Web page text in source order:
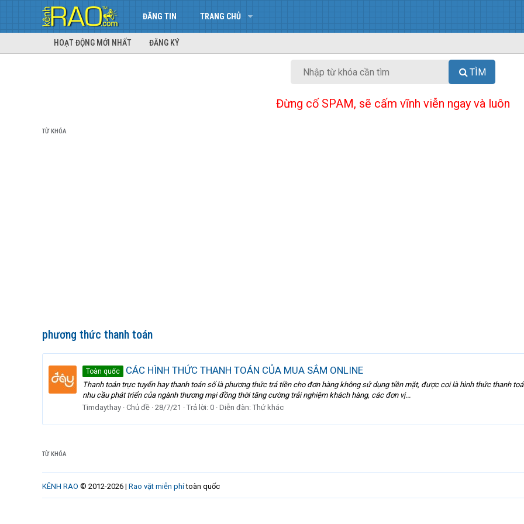
ĐĂNG TIN TRANG CHỦ
HOẠT ĐỘNG MỚI NHẤT ĐĂNG KÝ
TÌM
Đừng cố SPAM, sẽ cấm vĩnh viễn ngay và luôn
TỪ KHÓA
phương thức thanh toán
Toàn quốc CÁC HÌNH THỨC THANH TOÁN CỦA MUA SẮM ONLINE
Thanh toán trực tuyến hay thanh toán số là phương thức trả tiền cho đơn hàng không sử dụng tiền mặt, được coi là hình thức thanh
nhu cầu phát triển của ngành thương mại đồng thời tăng cường trải nghiệm khách hàng, các đơn vị...
Timdaythay Chủ đề 28/7/21 Trả lời: 0 Diễn đàn: Thứ khác
TỪ KHÓA
KÊNH RAO © 2012-2026 | Rao vặt miễn phítoàn quốc